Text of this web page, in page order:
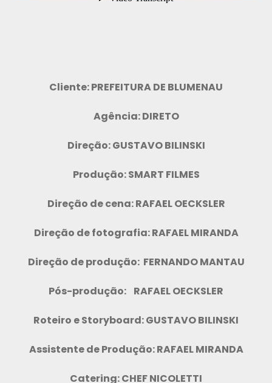
Cliente: PREFEITURA DE BLUMENAU
Agência: DIRETO
Direção: GUSTAVO BILINSKI
Produção: SMART FILMES
Direção de cena: RAFAEL OECKSLER
Direção de fotografia: RAFAEL MIRANDA
Direção de produção: FERNANDO MANTAU
Pós-produção: RAFAEL OECKSLER
Roteiro e Storyboard: GUSTAVO BILINSKI
Assistente de Produção: RAFAEL MIRANDA
Catering: CHEF NICOLETTI